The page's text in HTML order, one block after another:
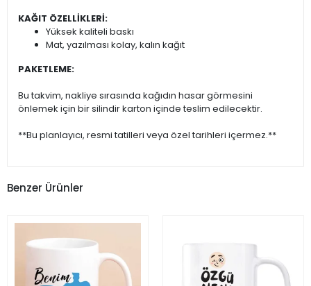
KAĞIT ÖZELLİKLERİ:
Yüksek kaliteli baskı
Mat, yazılması kolay, kalın kağıt
PAKETLEME:
Bu takvim, nakliye sırasında kağıdın hasar görmesini
önlemek için bir silindir karton içinde teslim edilecektir.
**Bu planlayıcı, resmi tatilleri veya özel tarihleri içermez.**
Benzer Ürünler